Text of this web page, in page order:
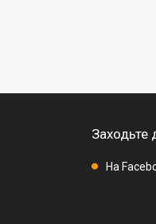
Заходьте
На